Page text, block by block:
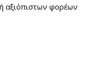
αξιόπιστων φορέων